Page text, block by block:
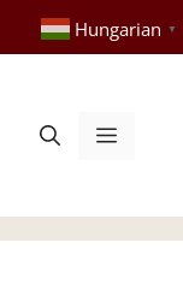
Hungarian ▼
Menü